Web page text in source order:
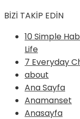
BİZİ TAKİP EDİN
10 Simple
Life
7 Everyday
about
Ana Sayfa
Anamanset
Anasayfa